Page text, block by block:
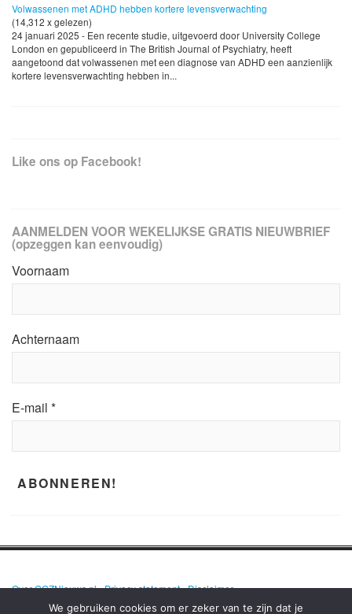
Volwassenen met ADHD hebben kortere levensverwachting
(14,312 x gelezen)
24 januari 2025 - Een recente studie, uitgevoerd door University College
London en gepubliceerd in The British Journal of Psychiatry, heeft
aangetoond dat volwassenen met een diagnose van ADHD een aanzienlijk
kortere levensverwachting hebben in...
Like ons op Facebook!
AANMELDEN VOOR WEKELIJKSE GRATIS NIEUWBRIEF
(opzeggen kan eenvoudig)
Voornaam
Achternaam
E-mail *
Over GGZNieuws.nl•Privacy statement•Disclaimer
We gebruiken cookies om er zeker van te zijn dat je